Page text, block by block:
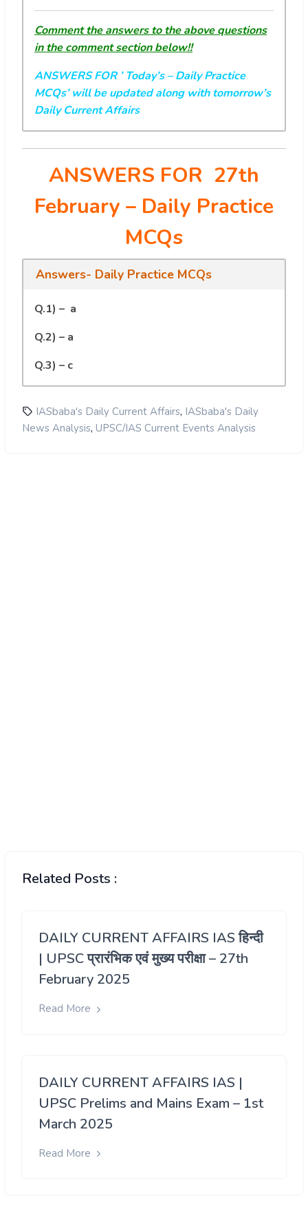
Comment the answers to the above questions
in the comment section below!!
ANSWERS FOR ’ Today’s – Daily Practice
MCQs’ will be updated along with tomorrow’s
Daily Current Affairs
ANSWERS FOR 27th
February – Daily Practice
MCQs
Answers- Daily Practice MCQs
Q.1) – a
Q.2) – a
Q.3) – c
IASbaba's Daily Current Affairs, IASbaba's Daily
News Analysis, UPSC/IAS Current Events Analysis
Related Posts :
DAILY CURRENT AFFAIRS IAS हिन्दी
| UPSC प्रारंभिक एवं मुख्य परीक्षा – 27th
February 2025
Read More
DAILY CURRENT AFFAIRS IAS |
UPSC Prelims and Mains Exam – 1st
March 2025
Read More